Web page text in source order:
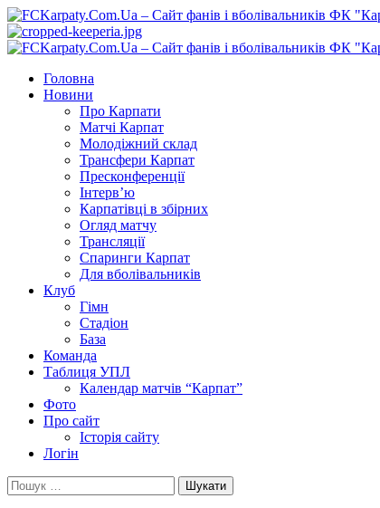
Перейти
до
вмісту
Primary
Головна
Новини
Про Карпати
Матчі Карпат
Молодіжний склад
Трансфери Карпат
Пресконференції
Інтерв’ю
Карпатівці в збірних
Огляд матчу
Трансляції
Спаринги Карпат
Для вболівальників
Клуб
Гімн
Стадіон
База
Команда
Таблиця УПЛ
Календар матчів “Карпат”
Фото
Про сайт
Історія сайту
Логін
Пошук: